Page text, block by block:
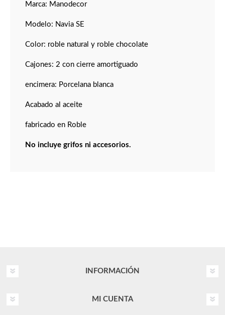
Marca: Manodecor
Modelo: Navia SE
Color: roble natural y roble chocolate
Cajones: 2 con cierre amortiguado
encimera: Porcelana blanca
Acabado al aceite
fabricado en Roble
No incluye grifos ni accesorios.
INFORMACIÓN
MI CUENTA